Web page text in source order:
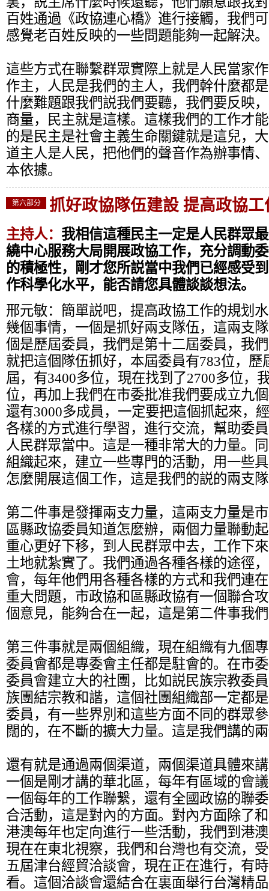
百姓通過《政協連心橋》進行接觸，我們
感覺老百姓反映的一些問題能夠一起解決。
這些方式在聯繫群眾實際上就是人民當家
作主，人民是我們的主人，我們幹什麼都
什麼難題跟我們説我們要聽，我們要反映
商量，民主就是這樣。這樣我們的工作才
的是民主是社會主義生命關鍵就是這兒，
道主人是人民，把他們的聲音作為辦事情
本依據。
第六部分 抓好政協隊伍建設 提高政協
主持人： 我相信這種民主一定是人民群眾
繞中心服務大局開展政協工作，充分調動
的積極性，剛才您所説當中我們已經感受
作科學化水平，能否請您具體談談想法。
邢元敏： 簡單説吧，提高政協工作的規划
幾個事情，一個是抓好兩支隊伍，這兩支
個是歷屆委員，我們是第十二屆委員，我
就把這個隊伍抓好，本屆委員有783位，
屆，有3400多位，現在找到了2700多位，
位，再加上我們在市委批准我們要成立九
還有3000多成員，一定要把這個抓起來，
各樣的方式進行學習，進行交流，幫助委
人民群眾當中。這是一種非常大的力量。
組織起來，建立一些專門的活動，用一些
怎麼開展這個工作，這是我們的説的兩支
第二件事是發揮兩支力量，這兩支力量是
區縣政協委員知道怎麼辦，兩個力量聯動
重心更好下移，到人民群眾中去，工作下
土地就紮實了。我們通過各種各樣的途徑
會，每年他們用各種各樣的方式和我們連
重大問題，市政協和區縣政協有一個聯合
個意見，能夠合在一起，這是第二件事我
第三件事就是兩個組織，現在組織有九個
委員會都是專委會主任都是駐會的。在市
委員會建立大的社團，比如説民族宗教委
族團結宗教和諧，這個社團組織部一定都
委員，有一些界別和這些方面不同的群眾
闊的，在不斷的擴大力量。這是我們講的
還有就是通過兩個渠道，兩個渠道具體來
一個是剛才講的華北區，每年有區域的會
一個每年的工作聯繫，還有全國政協的聯
合活動，這是對內的方面。對內方面除了
港澳每年也定向進行一些活動，我們到港
現在在東北視察，我們和台灣也有交流，
五屆津台經貿洽談會，現在正在進行，有
看。這個洽談會還結合在裏面舉行台灣精